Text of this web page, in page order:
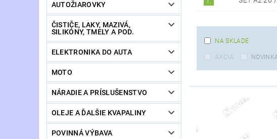
AUTOŽIAROVKY
ČISTIČE, LAKY, MAZIVÁ,
SILIKÓNY, TMELY A POD.
ELEKTRONIKA DO AUTA
MOTO
NÁRADIE A PRÍSLUŠENSTVO
OLEJE A ĎALŠIE KVAPALINY
POVINNÁ VÝBAVA
NA SKLADE
AKCIA